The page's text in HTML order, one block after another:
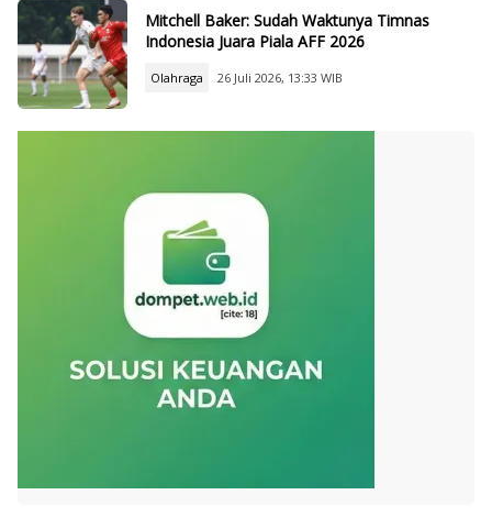
Mitchell Baker: Sudah Waktunya Timnas
Indonesia Juara Piala AFF 2026
Olahraga 26 Juli 2026, 13:33 WIB